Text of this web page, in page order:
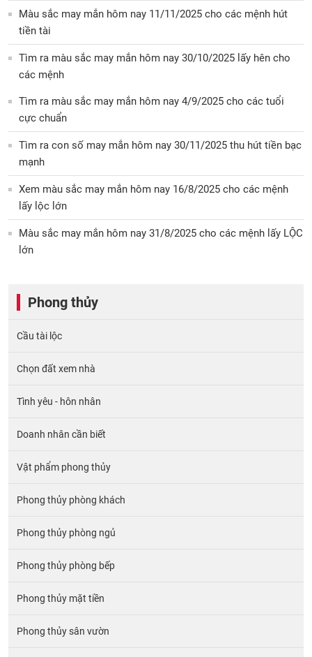
Màu sắc may mắn hôm nay 11/11/2025 cho các mệnh hút
tiền tài
Tìm ra màu sắc may mắn hôm nay 30/10/2025 lấy hên cho
các mệnh
Tìm ra màu sắc may mắn hôm nay 4/9/2025 cho các tuổi
cực chuẩn
Tìm ra con số may mắn hôm nay 30/11/2025 thu hút tiền bạc
mạnh
Xem màu sắc may mắn hôm nay 16/8/2025 cho các mệnh
lấy lộc lớn
Màu sắc may mắn hôm nay 31/8/2025 cho các mệnh lấy LỘC
lớn
Phong thủy
Cầu tài lộc
Chọn đất xem nhà
Tình yêu - hôn nhân
Doanh nhân cần biết
Vật phẩm phong thủy
Phong thủy phòng khách
Phong thủy phòng ngủ
Phong thủy phòng bếp
Phong thủy mặt tiền
Phong thủy sân vườn